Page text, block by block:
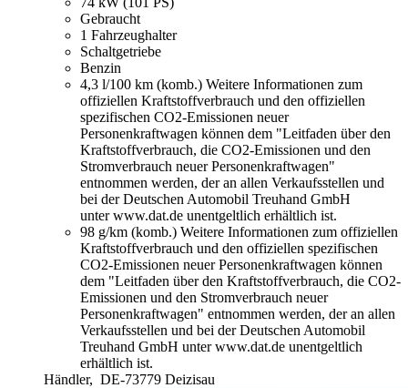
Gebraucht
1 Fahrzeughalter
Schaltgetriebe
Benzin
4,3 l/100 km (komb.) Weitere Informationen zum
offiziellen Kraftstoffverbrauch und den offiziellen
spezifischen CO2-Emissionen neuer
Personenkraftwagen können dem "Leitfaden über den
Kraftstoffverbrauch, die CO2-Emissionen und den
Stromverbrauch neuer Personenkraftwagen"
entnommen werden, der an allen Verkaufsstellen und
bei der Deutschen Automobil Treuhand GmbH
unter www.dat.de unentgeltlich erhältlich ist.
98 g/km (komb.) Weitere Informationen zum offiziellen
Kraftstoffverbrauch und den offiziellen spezifischen
CO2-Emissionen neuer Personenkraftwagen können
dem "Leitfaden über den Kraftstoffverbrauch, die CO2-
Emissionen und den Stromverbrauch neuer
Personenkraftwagen" entnommen werden, der an allen
Verkaufsstellen und bei der Deutschen Automobil
Treuhand GmbH unter www.dat.de unentgeltlich
erhältlich ist.
Händler, DE-73779 Deizisau